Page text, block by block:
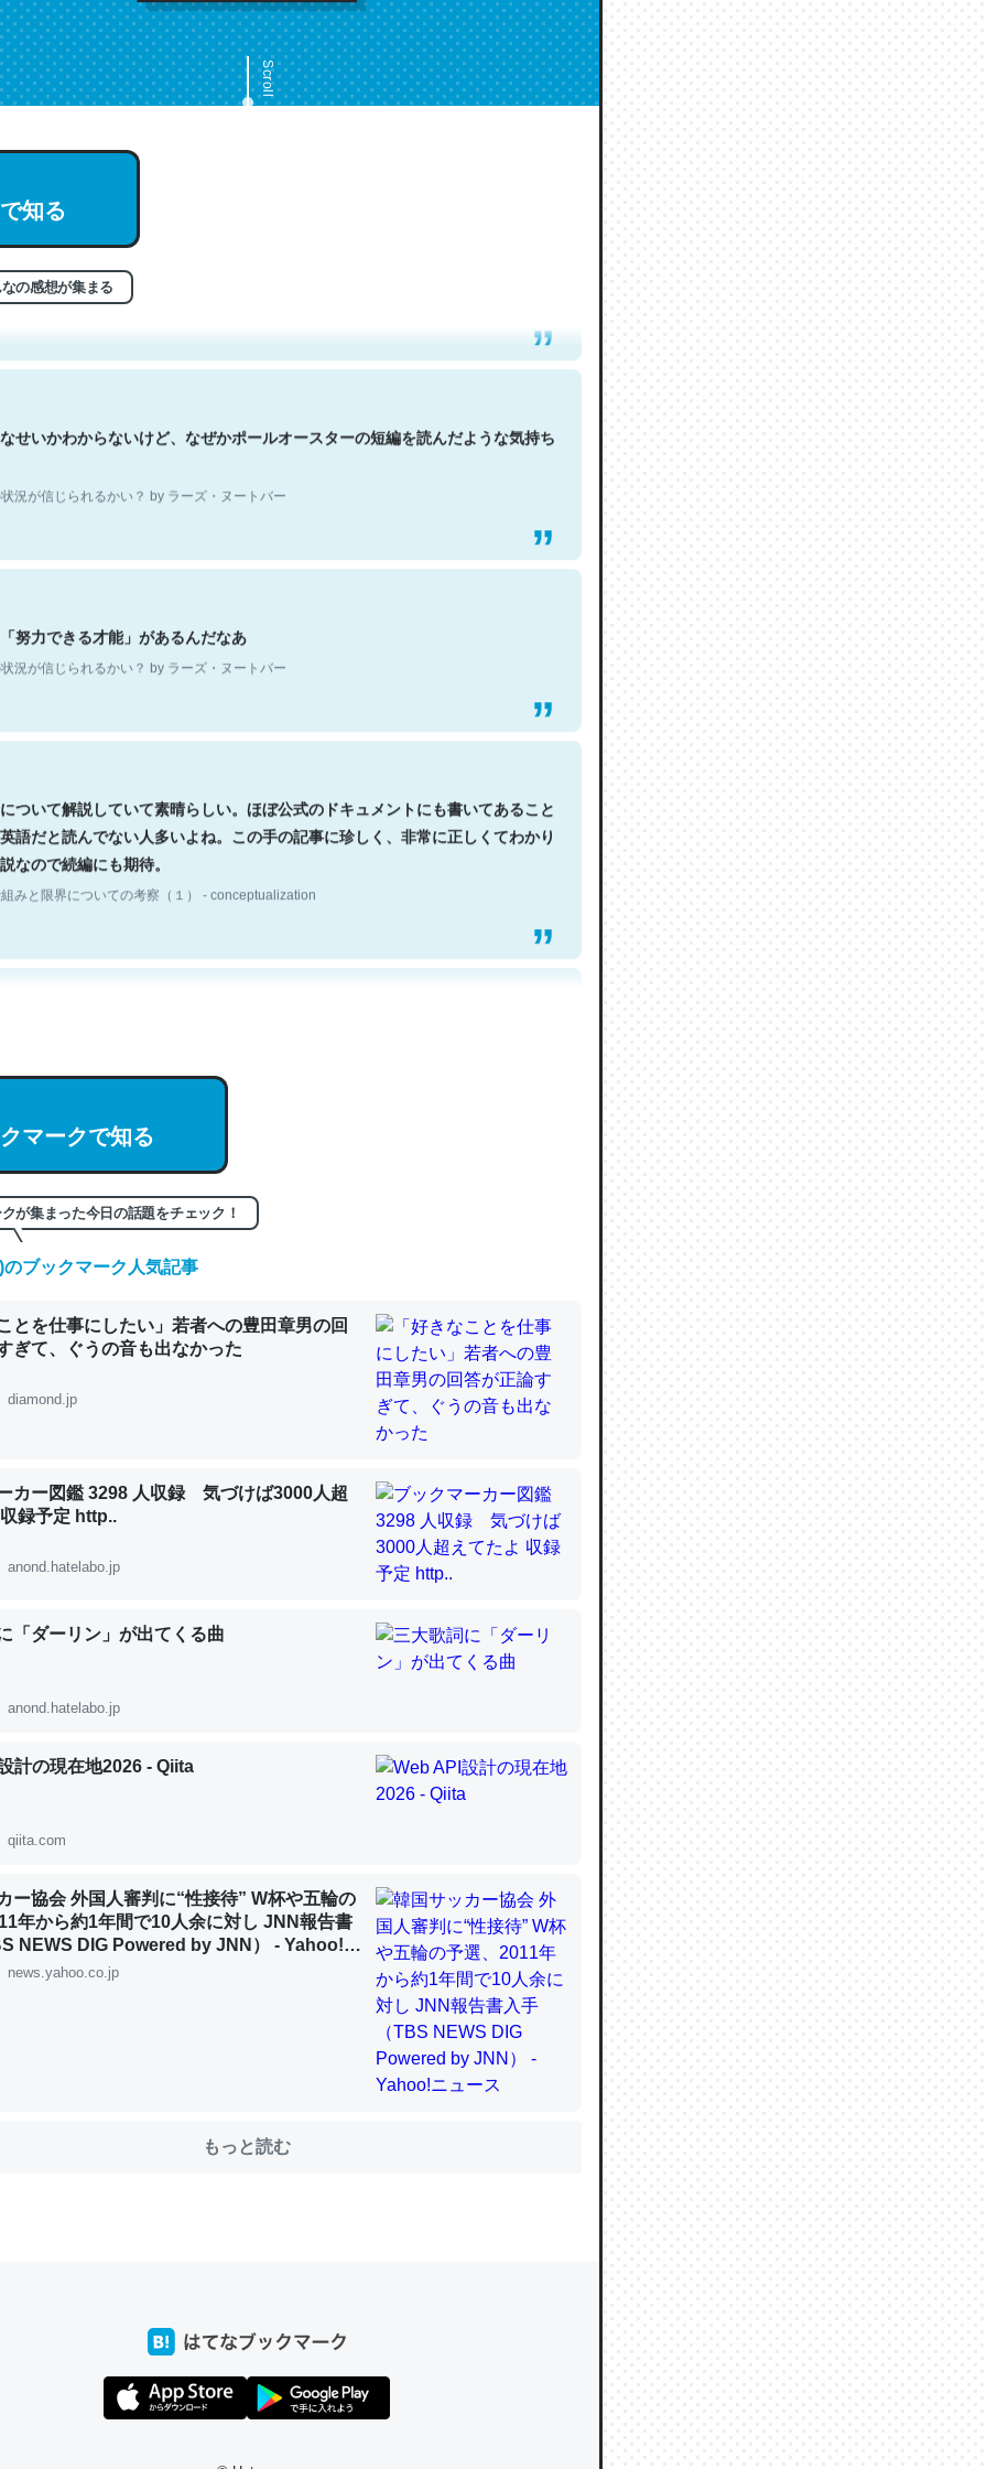
Scroll
知る
の感想が集まる
。彼はとてもクレバーなんだろうなと凄く思う。英語少しでも読める人は原文
自分はこの流れ好き。Let’s Fucking Go. Then Covid hit. Shit.
況が信じられるかい？ by ラーズ・ヌートバー
況が信じられるかい？ by ラーズ・ヌートバー
語だと読んでない人多いよね。この手の記事に珍しく、非常に正しくてわかり
なので続編にも期待。
みと限界についての考察（１） - conceptualization
事。32768トークンだと英語小説100ページ分くらい。小説でいう「ずっと前
回収されないけど、短期記憶というには多い分量。進化すればするほど分かり
なりそう
ルシウム少ないのか。知らんかった。調べたらコオロギのカルシウム分はエビ
【研究発表】昆虫学の大問題＝「昆虫はなぜ海にいないのか」に関する新仮説
淡水はカルシウムも酸素も不足してて両方に不利だから両方が拮抗してるので
て面白い。海にいる鋏角類（カブトガニ・ウミグモ）はカルシウムを使わずキ
無くしてナメクジになったり努力してるし。
【研究発表】昆虫学の大問題＝「昆虫はなぜ海にいないのか」に関する新仮説
を実家に置いて４年。でたまに覗いてる。ぼちぼちRingも置こうかと画策
Googleマップで位置情報を共有してる。電池残量や充電中かが分かるのでこ
するくらいだった遠方の父67歳と僕。ITツール導入でコミュニケーションが劇的に変化し
で親と会える残り時間を日数にすると1週間とかの人が多いそうだけど、それ
するくらいだった遠方の父67歳と僕。ITツール導入でコミュニケーションが劇的に変化し
マークで知る
が集まった今日の話題をチェック！
のブックマーク人気記事
とを仕事にしたい」若者への豊田章男の回
ぎて、ぐうの音も出なかった
diamond.jp
カー図鑑 3298 人収録 気づけば3000人超
録予定 http..
anond.hatelabo.jp
「ダーリン」が出てくる曲
anond.hatelabo.jp
計の現在地2026 - Qiita
qiita.com
ー協会 外国人審判に“性接待” W杯や五輪の
年から約1年間で10人余に対し JNN報告書
NEWS DIG Powered by JNN） - Yahoo!ニ
news.yahoo.co.jp
もっと読む